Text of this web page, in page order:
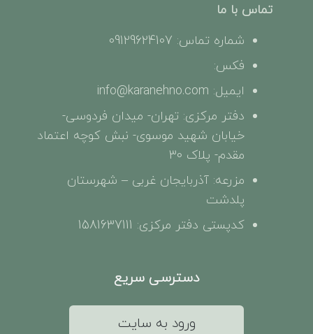
تماس با ما
شماره تماس: 09129624107
فکس:
ایمیل: info@karanehno.com
دفتر مرکزی: تهران- میدان فردوسی-
خیابان شهید موسوی- نبش کوچه اعتماد
مقدم- پلاک 30
مزرعه: آذربایجان غربی – شهرستان
پلدشت
کدپستی دفتر مرکزی: 1581637111
دسترسی سریع
ورود به سایت